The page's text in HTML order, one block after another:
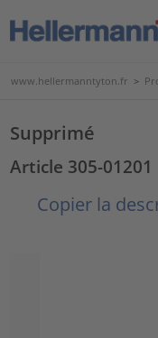
www.hellermanntyton.fr >
Supprimé
Article 305-01201
Copier la